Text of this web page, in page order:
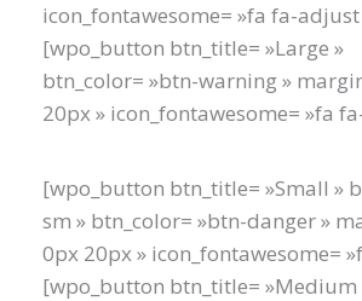
icon_fontawesome= »fa fa-adjust
[wpo_button btn_title= »Large »
btn_color= »btn-warning »
20px » icon_fontawesome= »fa
[wpo_button btn_title= »Small »
sm » btn_color= »btn-danger »
0px 20px » icon_fontawesome=
[wpo_button btn_title= »Medium